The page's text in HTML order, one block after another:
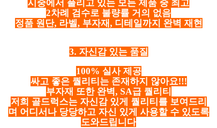
시중에서 풀리고 있는 모든 제품 중 최고
2차례 검수로 불량률 거의 없음
정품 원단, 라벨, 부자재, 디테일까지 완벽 재현
3. 자신감 있는 품질
100% 실사 제공
싸고 좋은 퀄리티는 존재하지 않아요!!!
부자재 또한 완벽, SA급 퀄리티
저희 골드럭스는 자신감 있게 퀄리티를 보여드리
며 어디서나 당당하고 자신 있게 사용할 수 있도록
도와드립니다